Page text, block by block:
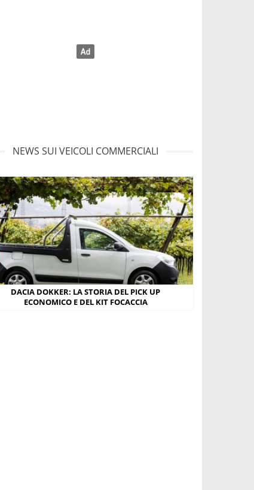
NEWS SUI VEICOLI COMMERCIALI
DACIA DOKKER: LA STORIA DEL PICK UP
ECONOMICO E DEL KIT FOCACCIA